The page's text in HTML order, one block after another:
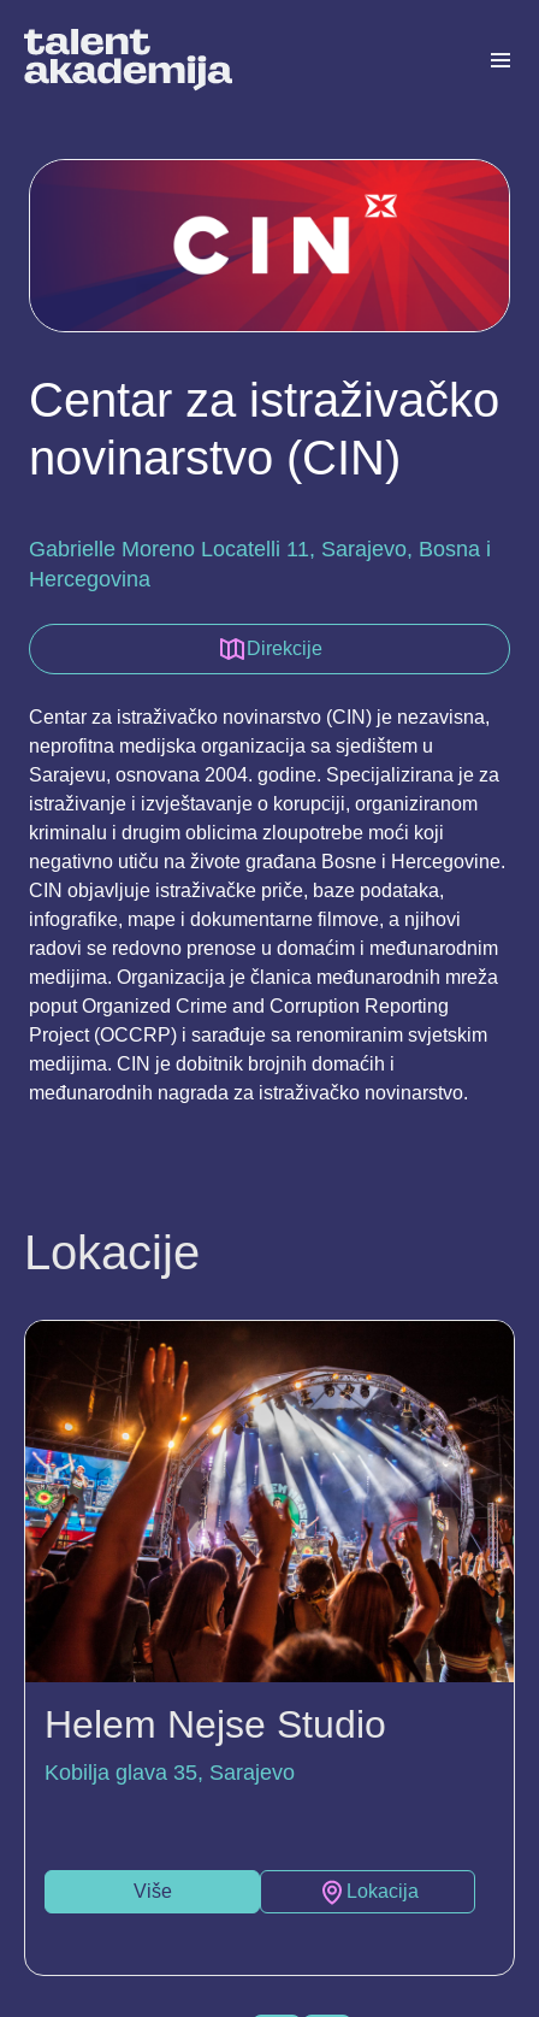
Centar za istraživačko
novinarstvo (CIN)
Gabrielle Moreno Locatelli 11, Sarajevo, Bosna i
Hercegovina
Direkcije
Centar za istraživačko novinarstvo (CIN) je nezavisna,
neprofitna medijska organizacija sa sjedištem u
Sarajevu, osnovana 2004. godine. Specijalizirana je za
istraživanje i izvještavanje o korupciji, organiziranom
kriminalu i drugim oblicima zloupotrebe moći koji
negativno utiču na živote građana Bosne i Hercegovine.
CIN objavljuje istraživačke priče, baze podataka,
infografike, mape i dokumentarne filmove, a njihovi
radovi se redovno prenose u domaćim i međunarodnim
medijima. Organizacija je članica međunarodnih mreža
poput Organized Crime and Corruption Reporting
Project (OCCRP) i sarađuje sa renomiranim svjetskim
medijima. CIN je dobitnik brojnih domaćih i
međunarodnih nagrada za istraživačko novinarstvo.
Lokacije
Helem Nejse Studio
Kobilja glava 35, Sarajevo
Više Lokacija